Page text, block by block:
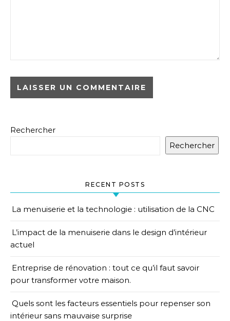
Rechercher
Rechercher
RECENT POSTS
La menuiserie et la technologie : utilisation de la CNC
L’impact de la menuiserie dans le design d’intérieur
actuel
Entreprise de rénovation : tout ce qu’il faut savoir
pour transformer votre maison.
Quels sont les facteurs essentiels pour repenser son
intérieur sans mauvaise surprise